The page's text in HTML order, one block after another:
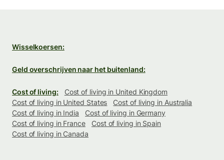
Wisselkoersen:
Geld overschrijven naar het buitenland:
Cost of living:
Cost of living in United Kingdom
Cost of living in United States
Cost of living in Australia
Cost of living in India
Cost of living in Germany
Cost of living in France
Cost of living in Spain
Cost of living in Canada